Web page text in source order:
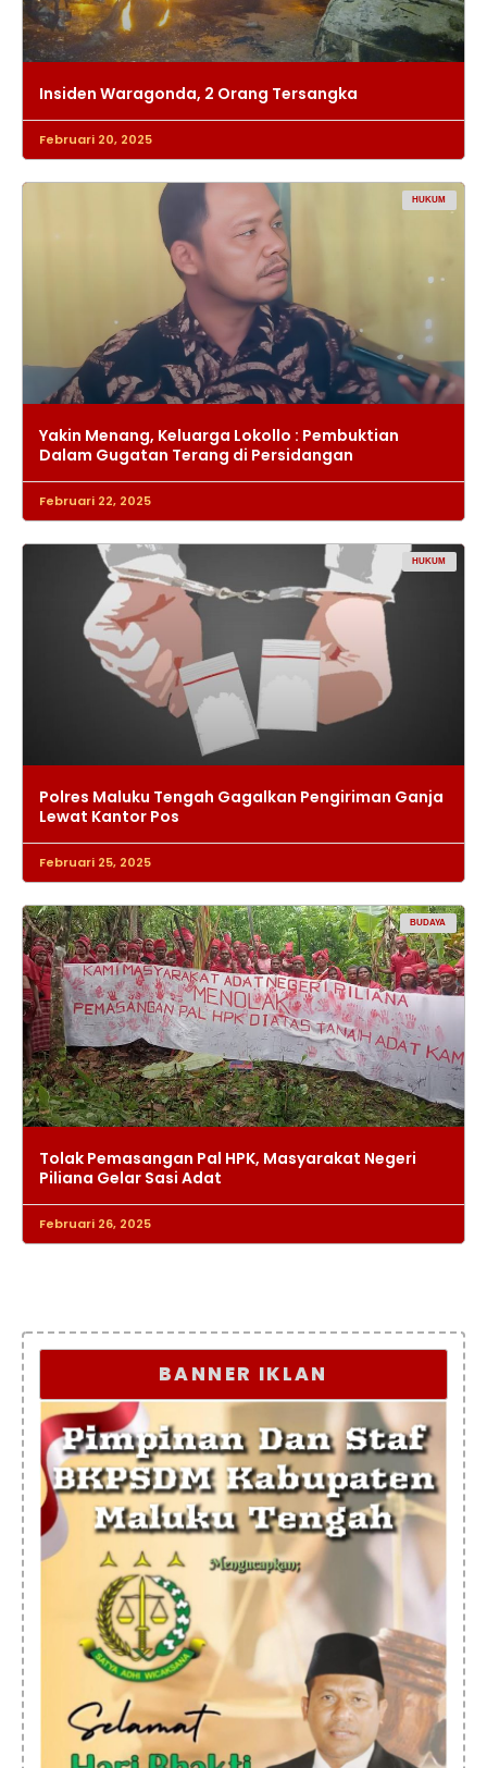
Insiden Waragonda, 2 Orang Tersangka
Februari 20, 2025
HUKUM
Yakin Menang, Keluarga Lokollo : Pembuktian
Dalam Gugatan Terang di Persidangan
Februari 22, 2025
HUKUM
Polres Maluku Tengah Gagalkan Pengiriman Ganja
Lewat Kantor Pos
Februari 25, 2025
BUDAYA
Tolak Pemasangan Pal HPK, Masyarakat Negeri
Piliana Gelar Sasi Adat
Februari 26, 2025
BANNER IKLAN